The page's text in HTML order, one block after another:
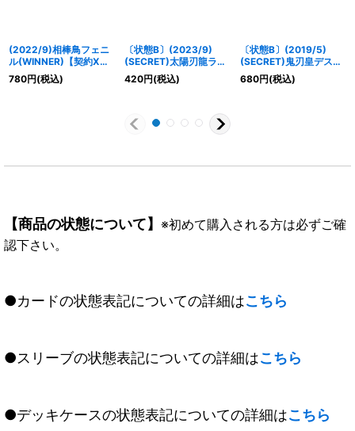
(2022/9)相棒鳥フェニ
ル(WINNER)【契約X】
{BS60-CX05}《黄》
780円(税込)
〔状態B〕(2023/9)
(SECRET)太陽刃龍ライ
ジング・ブレイドラゴン
【CP-SEC】{BS63-
420円(税込)
〔状態B〕(2019/5)
(SECRET)鬼刃皇デス・
ザイア【X-SEC】
{BS47-X02}《紫》
680円(税込)
【商品の状態について】 ※初めて購入される方は必ずご確
認下さい。
●カードの状態表記についての詳細はこちら
●スリーブの状態表記についての詳細はこちら
●デッキケースの状態表記についての詳細はこちら